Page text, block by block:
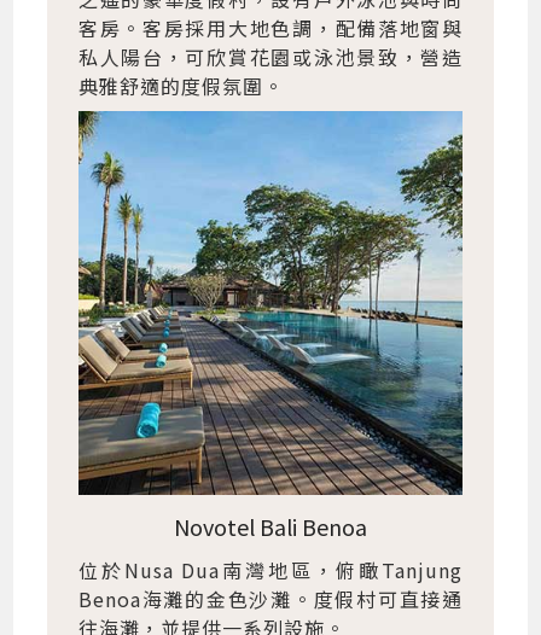
客房。客房採用大地色調，配備落地窗與
私人陽台，可欣賞花園或泳池景致，營造
典雅舒適的度假氛圍。
Novotel Bali Benoa
位於Nusa Dua南灣地區，俯瞰Tanjung
Benoa海灘的金色沙灘。度假村可直接通
往海灘，並提供一系列設施。